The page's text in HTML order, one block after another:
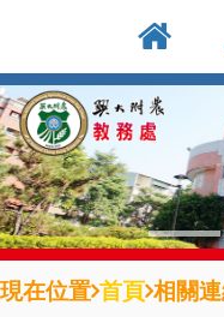
到
主
要
內
容
區
現在位置 首頁 相關